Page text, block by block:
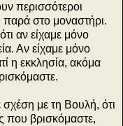
περισσότεροι
στο μοναστήρι.
αν είχαμε μόνο
Αν είχαμε μόνο
η εκκλησία, ακόμα
σχέση με τη Βουλή, ότι
που βρισκόμαστε,